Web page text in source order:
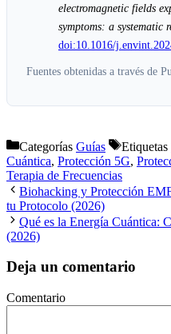
electromagnetic fields
symptoms: a systematic
doi:10.1016/
Fuentes obtenidas a través de
Categorías Guías Etiquetas
Cuántica, Protección 5G,
Terapia de Frecuencias
Biohacking y Protección
tu Protocolo (2026)
Qué es la Energía Cuántica:
(2026)
Deja un comentario
Comentario